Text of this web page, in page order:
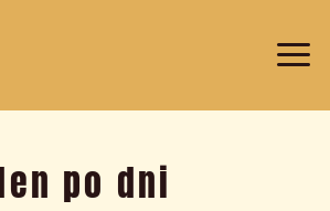
po dni